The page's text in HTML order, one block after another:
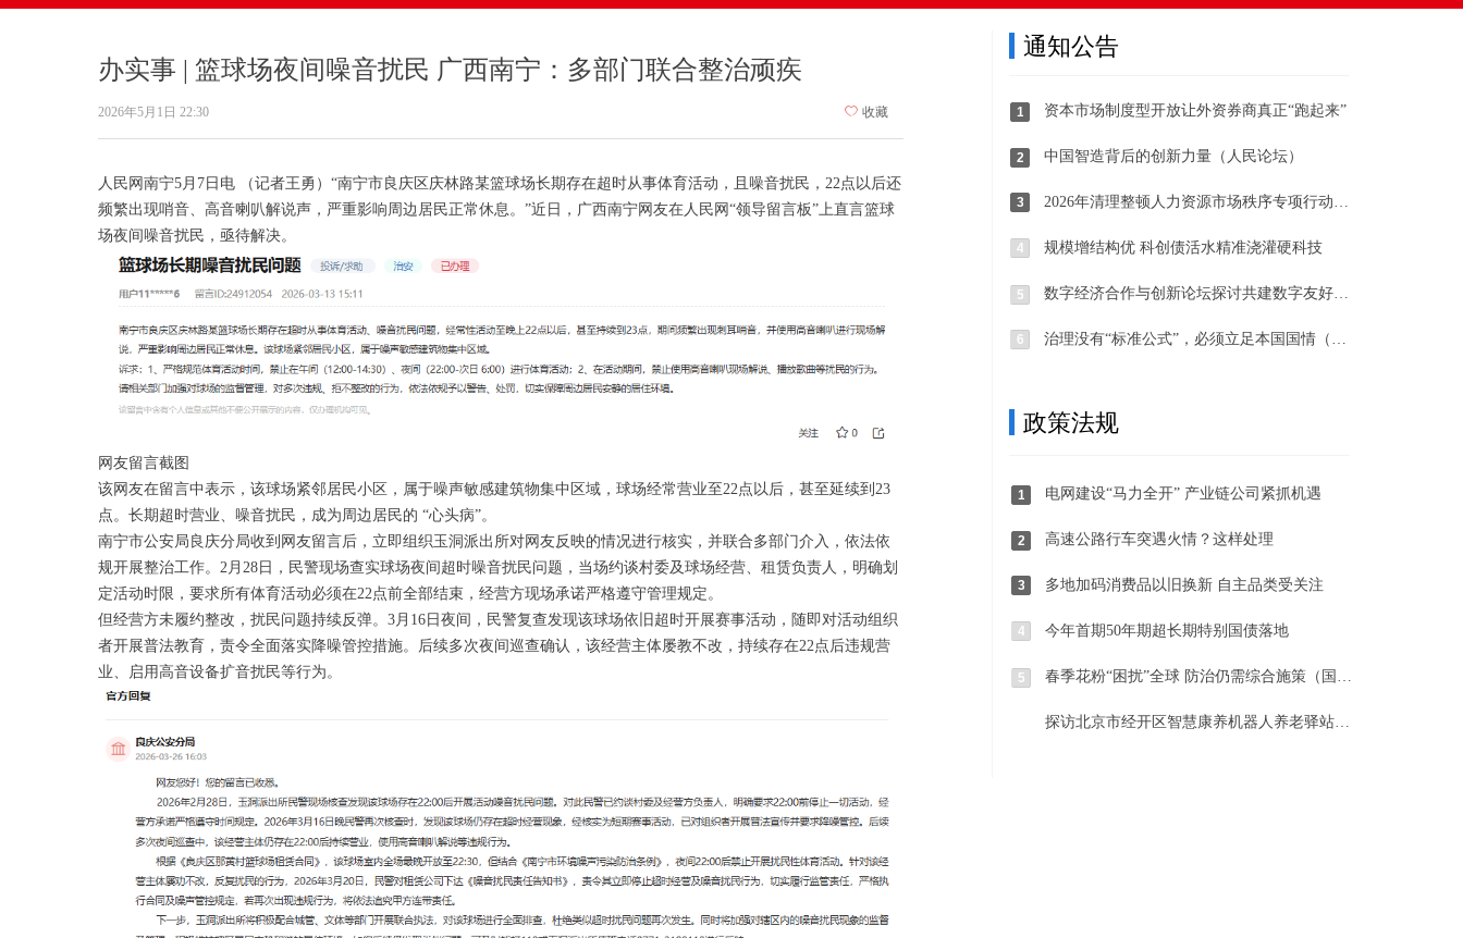
办实事 | 篮球场夜间噪音扰民 广西南宁：多部门联合整治顽疾
人民网南宁5月7日电 （记者王勇）“南宁市良庆区庆林路某篮球场长期存在超时从事体育活动，且噪音扰民，22点以后还
频繁出现哨音、高音喇叭解说声，严重影响周边居民正常休息。”近日，广西南宁网友在人民网“领导留言板”上直言篮球
场夜间噪音扰民，亟待解决。
网友留言截图
该网友在留言中表示，该球场紧邻居民小区，属于噪声敏感建筑物集中区域，球场经常营业至22点以后，甚至延续到23
点。长期超时营业、噪音扰民，成为周边居民的 “心头病”。
南宁市公安局良庆分局收到网友留言后，立即组织玉洞派出所对网友反映的情况进行核实，并联合多部门介入，依法依
规开展整治工作。2月28日，民警现场查实球场夜间超时噪音扰民问题，当场约谈村委及球场经营、租赁负责人，明确划
定活动时限，要求所有体育活动必须在22点前全部结束，经营方现场承诺严格遵守管理规定。
但经营方未履约整改，扰民问题持续反弹。3月16日夜间，民警复查发现该球场依旧超时开展赛事活动，随即对活动组织
者开展普法教育，责令全面落实降噪管控措施。后续多次夜间巡查确认，该经营主体屡教不改，持续存在22点后违规营
业、启用高音设备扩音扰民等行为。
2026年5月1日 22:30 ꄀ 收藏 资本市场制度型开放让外资券商真正“跑起来”
中国智造背后的创新力量（人民论坛）
2026年清理整顿人力资源市场秩序专项行动部署开展
规模增结构优 科创债活水精准浇灌硬科技
数字经济合作与创新论坛探讨共建数字友好未来
治理没有“标准公式”，必须立足本国国情（国际论坛·读懂中国·读懂中国式现代化）
通知公告
政策法规
电网建设“马力全开” 产业链公司紧抓机遇
高速公路行车突遇火情？这样处理
多地加码消费品以旧换新 自主品类受关注
今年首期50年期超长期特别国债落地
春季花粉“困扰”全球 防治仍需综合施策（国际视点）
探访北京市经开区智慧康养机器人养老驿站 科技与温暖相伴相融